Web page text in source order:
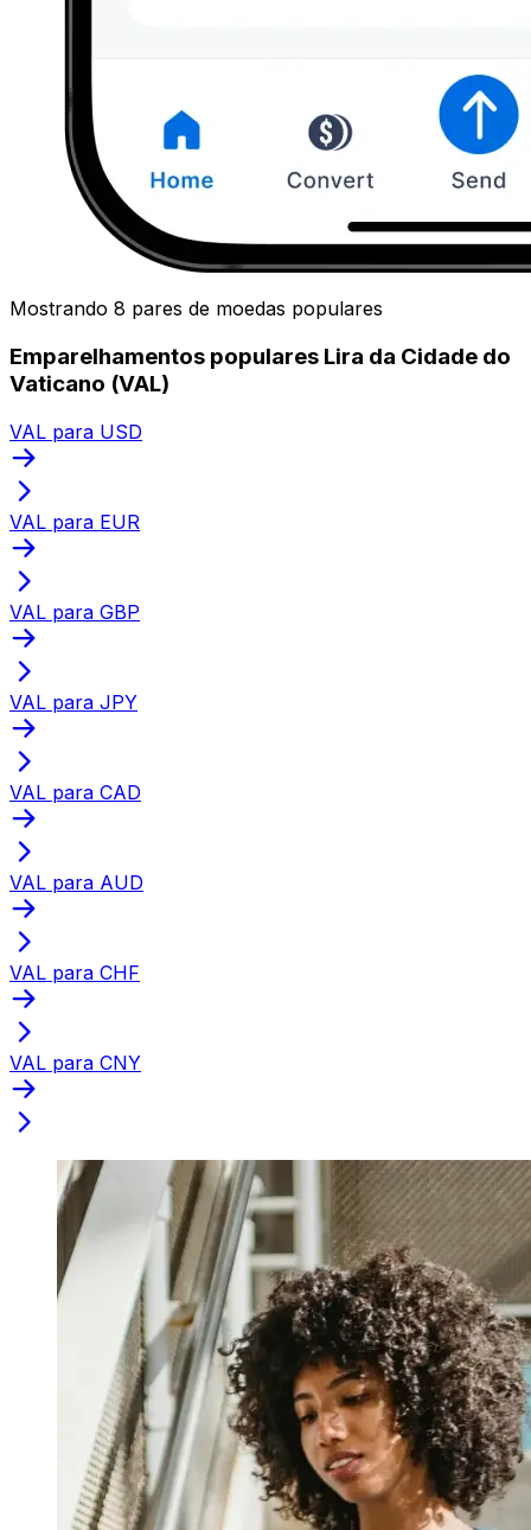
Mostrando 8 pares de moedas populares
Emparelhamentos populares Lira da Cidade do
Vaticano (VAL)
VAL para USD
VAL para EUR
VAL para GBP
VAL para JPY
VAL para CAD
VAL para AUD
VAL para CHF
VAL para CNY